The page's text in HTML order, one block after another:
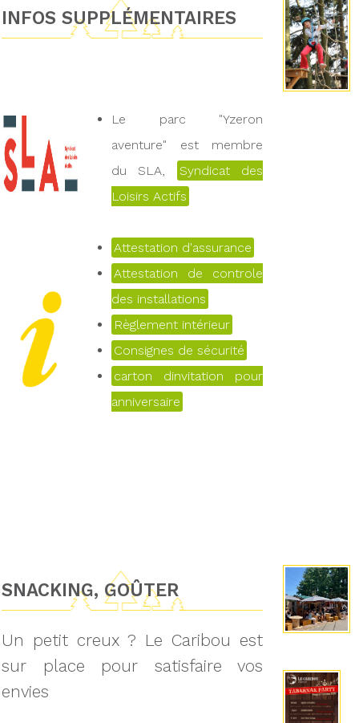
INFOS SUPPLÉMENTAIRES
Le parc "Yzeron
aventure" est membre
du SLA,
Syndicat des
Loisirs Actifs
Attestation d'assurance
Attestation de controle
des installations
Règlement intérieur
Consignes de sécurité
carton dinvitation pour
anniversaire
SNACKING, GOÛTER
Un petit creux ? Le Caribou est
sur place pour satisfaire vos
envies